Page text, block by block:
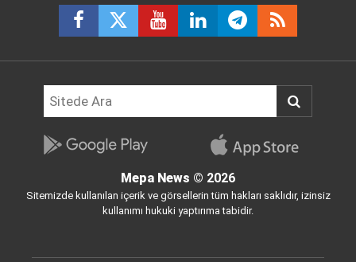
Mepa News © 2026
Sitemizde kullanılan içerik ve görsellerin tüm hakları saklıdır, izinsiz
kullanımı hukuki yaptırıma tabidir.